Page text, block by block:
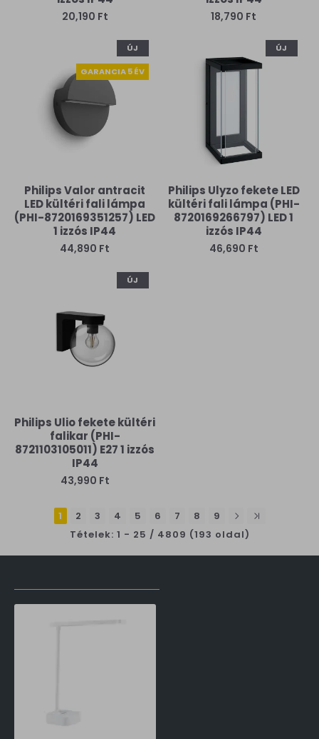
20,190 Ft 18,790 Ft
ÚJ
GARANCIA 5 ÉV
Philips Valor antracit
LED kültéri fali lámpa
(PHI-8720169351257) LED
1 izzós IP44
44,890 Ft
ÚJ
Philips Ulyzo fekete LED
kültéri fali lámpa (PHI-
8720169266797) LED 1
izzós IP44
46,690 Ft
ÚJ
Philips Ulio fekete kültéri
falikar (PHI-
8721103105011) E27 1 izzós
IP44
43,990 Ft
1 2 3 4 5 6 7 8
9
Tételek: 1 - 25 / 4809 (193 oldal)